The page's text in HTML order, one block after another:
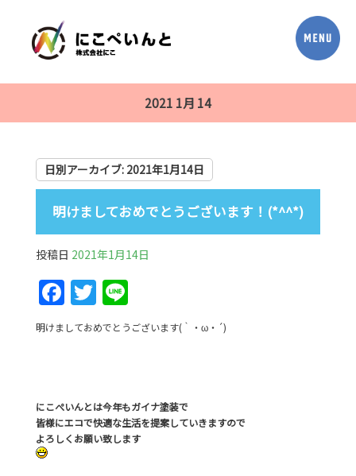
2021 1月 14
日別アーカイブ: 2021年1月14日
明けましておめでとうございます！(*^^*)
投稿日 2021年1月14日
F
a
c
b
o
o
T
w
itt
Li
n
e
明けましておめでとうございます(｀・ω・´)
にこぺいんとは今年もガイナ塗装で
皆様にエコで快適な生活を提案していきますので
よろしくお願い致します